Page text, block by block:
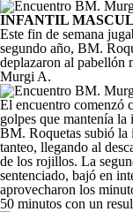
INFANTIL
Este fin de semana
segundo año, BM.
deplazaron al pabellón
Murgi A.
El encuentro comenzó
golpes que mantenía
BM. Roquetas subió la
tanteo, llegando al
de los rojillos. La
sentenciado, bajó en
aprovecharon los
50 minutos con un